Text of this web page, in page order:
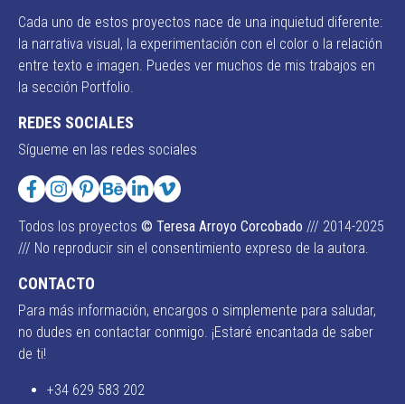
Cada uno de estos proyectos nace de una inquietud diferente:
la narrativa visual, la experimentación con el color o la relación
entre texto e imagen. Puedes ver muchos de mis trabajos en
la sección Portfolio.
REDES SOCIALES
Sígueme en las redes sociales
Todos los proyectos © Teresa Arroyo Corcobado /// 2014-2025
/// No reproducir sin el consentimiento expreso de la autora.
CONTACTO
Para más información, encargos o simplemente para saludar,
no dudes en contactar conmigo. ¡Estaré encantada de saber
de ti!
+34 629 583 202